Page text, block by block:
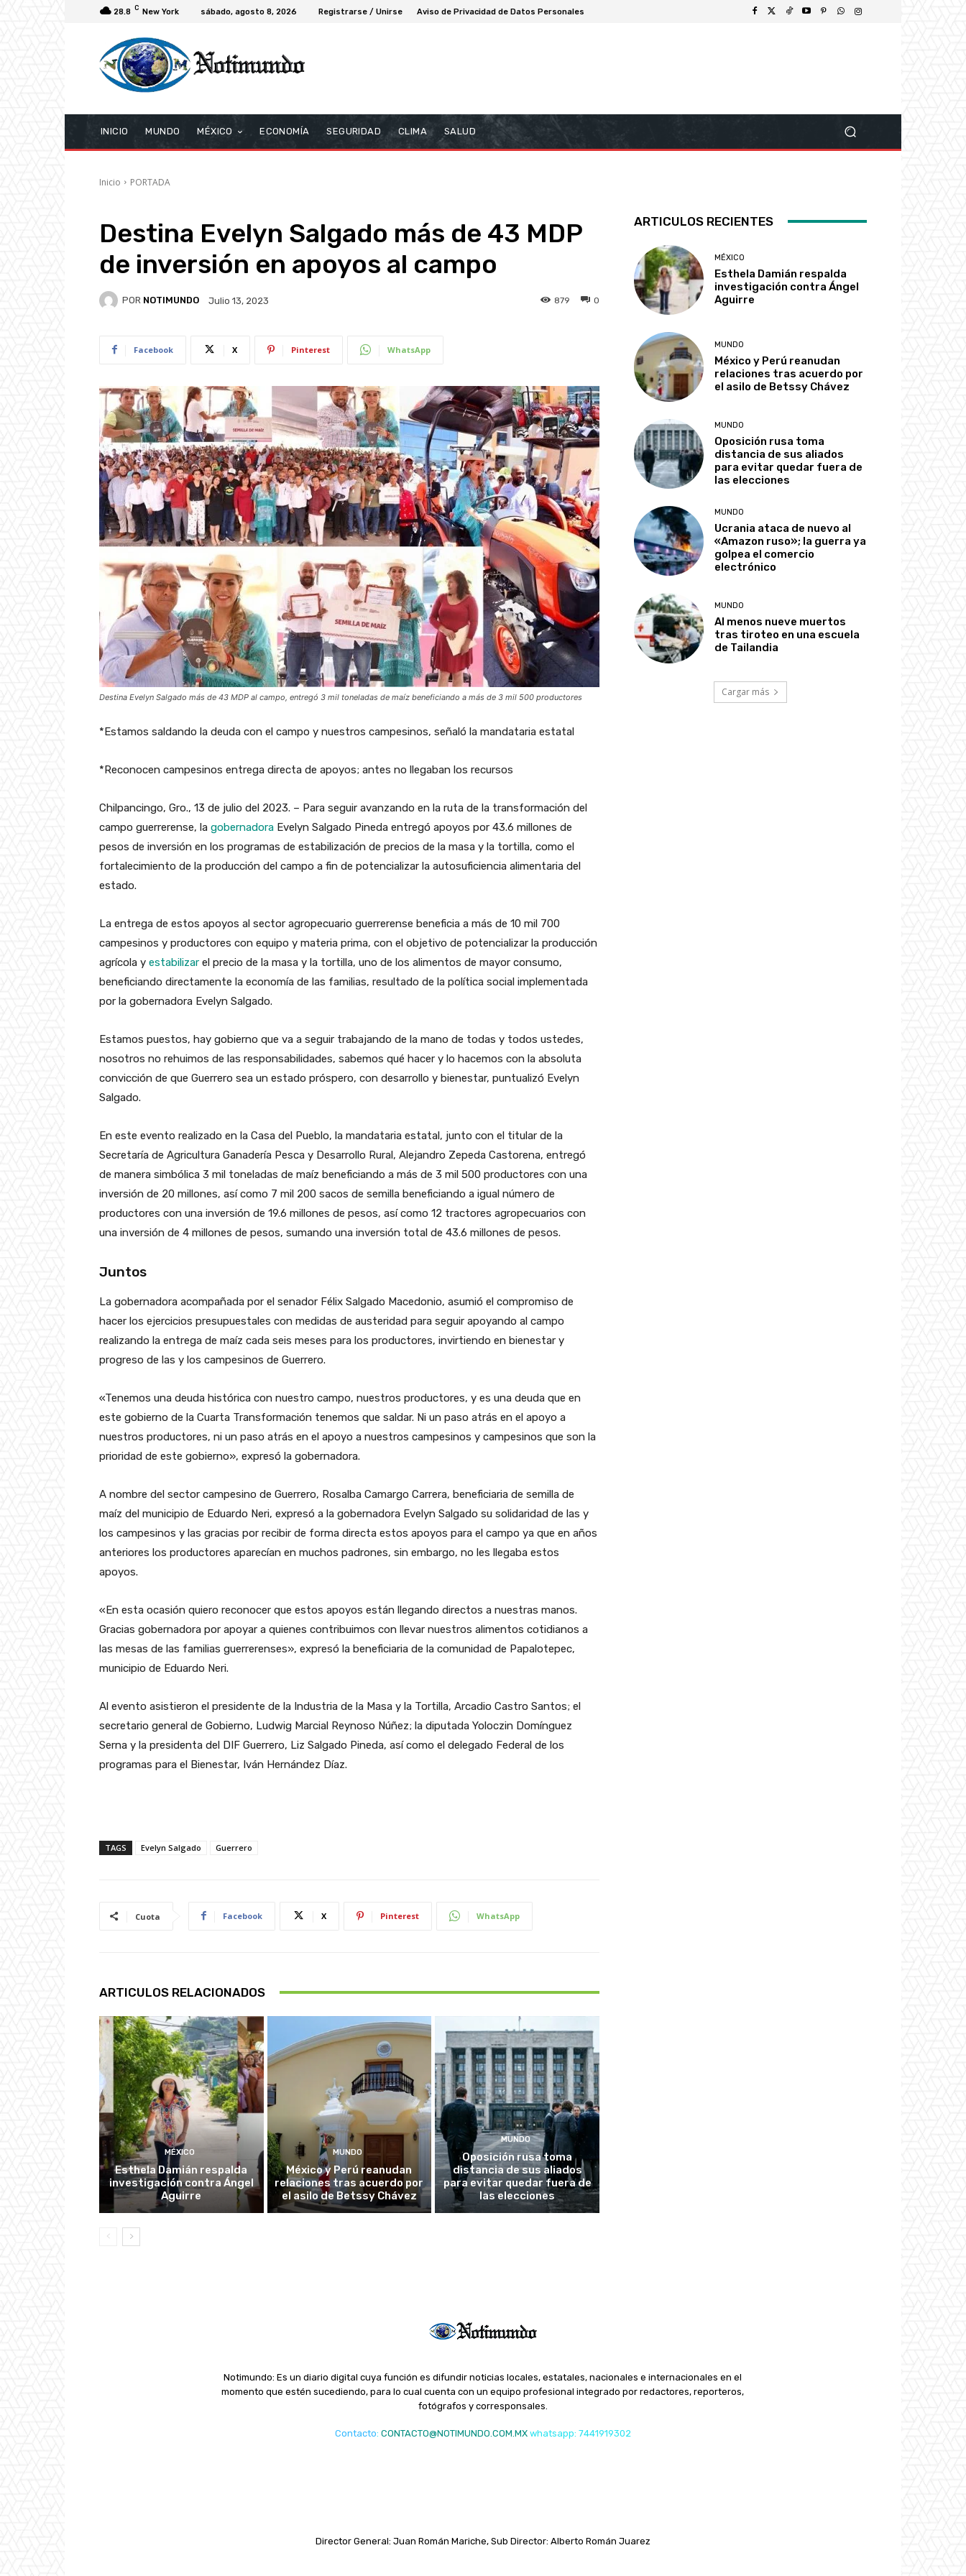
28.8 C New York sábado, agosto 8, 2026 Registrarse / Unirse Aviso de Privacidad de Datos Personales
INICIO MUNDO MÉXICO ECONOMÍA SEGURIDAD CLIMA SALUD
Inicio PORTADA
Destina Evelyn Salgado más de 43 MDP
de inversión en apoyos al campo
POR NOTIMUNDO Julio 13, 2023 0
879
Facebook X Pinterest WhatsApp
Destina Evelyn Salgado más de 43 MDP al campo, entregó 3 mil toneladas de maíz beneficiando a más de 3 mil 500 productores
*Estamos saldando la deuda con el campo y nuestros campesinos, señaló la mandataria estatal
*Reconocen campesinos entrega directa de apoyos; antes no llegaban los recursos
Chilpancingo, Gro., 13 de julio del 2023. – Para seguir avanzando en la ruta de la transformación del
campo guerrerense, la gobernadora Evelyn Salgado Pineda entregó apoyos por 43.6 millones de
pesos de inversión en los programas de estabilización de precios de la masa y la tortilla, como el
fortalecimiento de la producción del campo a fin de potencializar la autosuficiencia alimentaria del
estado.
La entrega de estos apoyos al sector agropecuario guerrerense beneficia a más de 10 mil 700
campesinos y productores con equipo y materia prima, con el objetivo de potencializar la producción
agrícola y estabilizar el precio de la masa y la tortilla, uno de los alimentos de mayor consumo,
beneficiando directamente la economía de las familias, resultado de la política social implementada
por la gobernadora Evelyn Salgado.
Estamos puestos, hay gobierno que va a seguir trabajando de la mano de todas y todos ustedes,
nosotros no rehuimos de las responsabilidades, sabemos qué hacer y lo hacemos con la absoluta
convicción de que Guerrero sea un estado próspero, con desarrollo y bienestar, puntualizó Evelyn
Salgado.
En este evento realizado en la Casa del Pueblo, la mandataria estatal, junto con el titular de la
Secretaría de Agricultura Ganadería Pesca y Desarrollo Rural, Alejandro Zepeda Castorena, entregó
de manera simbólica 3 mil toneladas de maíz beneficiando a más de 3 mil 500 productores con una
inversión de 20 millones, así como 7 mil 200 sacos de semilla beneficiando a igual número de
productores con una inversión de 19.6 millones de pesos, así como 12 tractores agropecuarios con
una inversión de 4 millones de pesos, sumando una inversión total de 43.6 millones de pesos.
Juntos
La gobernadora acompañada por el senador Félix Salgado Macedonio, asumió el compromiso de
hacer los ejercicios presupuestales con medidas de austeridad para seguir apoyando al campo
realizando la entrega de maíz cada seis meses para los productores, invirtiendo en bienestar y
progreso de las y los campesinos de Guerrero.
«Tenemos una deuda histórica con nuestro campo, nuestros productores, y es una deuda que en
este gobierno de la Cuarta Transformación tenemos que saldar. Ni un paso atrás en el apoyo a
nuestros productores, ni un paso atrás en el apoyo a nuestros campesinos y campesinos que son la
prioridad de este gobierno», expresó la gobernadora.
A nombre del sector campesino de Guerrero, Rosalba Camargo Carrera, beneficiaria de semilla de
maíz del municipio de Eduardo Neri, expresó a la gobernadora Evelyn Salgado su solidaridad de las y
los campesinos y las gracias por recibir de forma directa estos apoyos para el campo ya que en años
anteriores los productores aparecían en muchos padrones, sin embargo, no les llegaba estos
apoyos.
«En esta ocasión quiero reconocer que estos apoyos están llegando directos a nuestras manos.
Gracias gobernadora por apoyar a quienes contribuimos con llevar nuestros alimentos cotidianos a
las mesas de las familias guerrerenses», expresó la beneficiaria de la comunidad de Papalotepec,
municipio de Eduardo Neri.
Al evento asistieron el presidente de la Industria de la Masa y la Tortilla, Arcadio Castro Santos; el
secretario general de Gobierno, Ludwig Marcial Reynoso Núñez; la diputada Yoloczin Domínguez
Serna y la presidenta del DIF Guerrero, Liz Salgado Pineda, así como el delegado Federal de los
programas para el Bienestar, Iván Hernández Díaz.
TAGS Evelyn Salgado Guerrero
Cuota Facebook X Pinterest WhatsApp
ARTICULOS RELACIONADOS
MÉXICO
Esthela Damián respalda
investigación contra Ángel
Aguirre
MUNDO
México y Perú reanudan
relaciones tras acuerdo por
el asilo de Betssy Chávez
MUNDO
Oposición rusa toma
distancia de sus aliados
para evitar quedar fuera de
las elecciones
ARTICULOS RECIENTES
MÉXICO
Esthela Damián respalda
investigación contra Ángel
Aguirre
MUNDO
México y Perú reanudan
relaciones tras acuerdo por
el asilo de Betssy Chávez
MUNDO
Oposición rusa toma
distancia de sus aliados
para evitar quedar fuera de
las elecciones
MUNDO
Ucrania ataca de nuevo al
«Amazon ruso»; la guerra ya
golpea el comercio
electrónico
MUNDO
Al menos nueve muertos
tras tiroteo en una escuela
de Tailandia
Cargar más
Notimundo: Es un diario digital cuya función es difundir noticias locales, estatales, nacionales e internacionales en el
momento que estén sucediendo, para lo cual cuenta con un equipo profesional integrado por redactores, reporteros,
fotógrafos y corresponsales.
Contacto: CONTACTO@NOTIMUNDO.COM.MX whatsapp: 7441919302
Director General: Juan Román Mariche, Sub Director: Alberto Román Juarez